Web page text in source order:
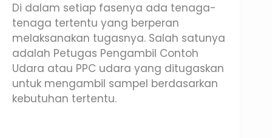
Di dalam setiap fasenya ada tenaga-
tenaga tertentu yang berperan
melaksanakan tugasnya. Salah satunya
adalah Petugas Pengambil Contoh
Udara atau PPC udara yang ditugaskan
untuk mengambil sampel berdasarkan
kebutuhan tertentu.